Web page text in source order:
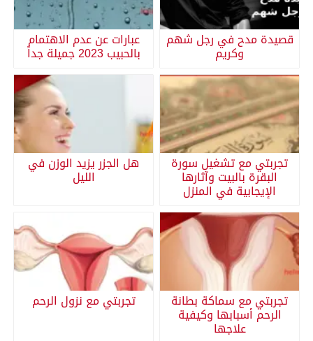
قصيدة مدح في رجل شهم
وكريم
عبارات عن عدم الاهتمام
بالحبيب 2023 جميلة جداً
تجربتي مع تشغيل سورة
البقرة بالبيت وآثارها
الإيجابية في المنزل
هل الجزر يزيد الوزن في
الليل
تجربتي مع سماكة بطانة
الرحم أسبابها وكيفية
علاجها
تجربتي مع نزول الرحم